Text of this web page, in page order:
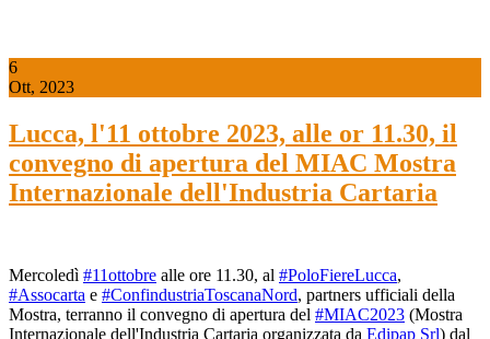
6
Ott, 2023
Lucca, l'11 ottobre 2023, alle or 11.30, il
convegno di apertura del MIAC Mostra
Internazionale dell'Industria Cartaria
Mercoledì #11ottobre alle ore 11.30, al #PoloFiereLucca,
#Assocarta e #ConfindustriaToscanaNord, partners ufficiali della
Mostra, terranno il convegno di apertura del #MIAC2023 (Mostra
Internazionale dell'Industria Cartaria organizzata da Edipap Srl) dal